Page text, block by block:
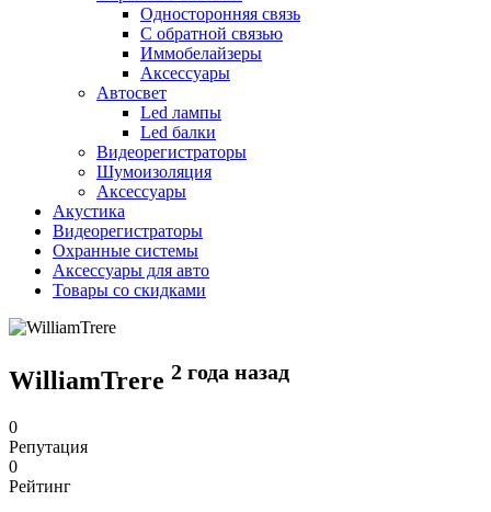
Односторонняя связь
С обратной связью
Иммобелайзеры
Аксессуары
Автосвет
Led лампы
Led балки
Видеорегистраторы
Шумоизоляция
Аксессуары
Акустика
Видеорегистраторы
Охранные системы
Аксессуары для авто
Товары со скидками
WilliamTrere 2 года назад
0
Репутация
0
Рейтинг